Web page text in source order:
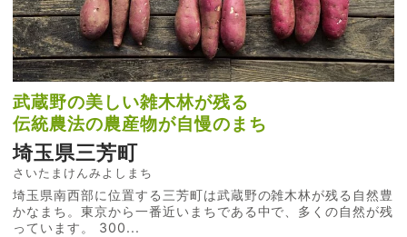
武蔵野の美しい雑木林が残る
伝統農法の農産物が自慢のまち
埼玉県三芳町
さいたまけんみよしまち
埼玉県南西部に位置する三芳町は武蔵野の雑木林が残る自然豊
かなまち。東京から一番近いまちである中で、多くの自然が残
っています。 300...